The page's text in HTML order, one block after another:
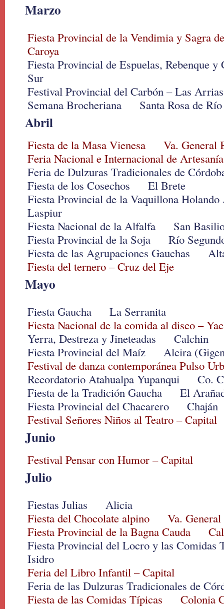
Marzo
Fiesta Provincial de la Vendimia y Sagra
Caroya
Fiesta Provincial de Espuelas, Rebenque y
Sur
Festival Provincial del Carbón – Las Arrias
Semana Brocheriana Santa Rosa de Río
Abril
Fiesta de la Masa Vienesa Va. General
Feria Nacional e Internacional de
Feria de Dulzuras Tradicionales de
Fiesta de los Cosechos El Brete
Fiesta Provincial de la Vaquillona
Laspiur
Fiesta Nacional de la Alfalfa San
Fiesta Provincial de la Soja Río
Fiesta de las Agrupaciones Gauchas
Fiesta del ternero – Cruz del Eje
Mayo
Fiesta Gaucha La Serranita
Fiesta Nacional de la comida al disco –
Yerra, Destreza y Jineteadas Calchin
Fiesta Provincial del Maíz Alcira
Festival de danza contemporánea Pulso
Recordatorio Atahualpa Yupanqui Co.
Fiesta de la Tradición Gaucha El
Fiesta Provincial del Chacarero Chaján
Festival Señores Niños al Teatro – Capital
Junio
Festival Pensar con Humor – Capital
Julio
Fiestas Julias Alicia
Fiesta del Chocolate alpino Va. General
Fiesta Provincial de la Bagna Cauda
Fiesta Provincial del Locro y las
Isidro
Feria del Libro Infantil – Capital
Feria de las Dulzuras Tradicionales de
Fiesta de las Comidas Típicas Colonia